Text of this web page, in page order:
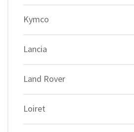
Kymco
Lancia
Land Rover
Loiret